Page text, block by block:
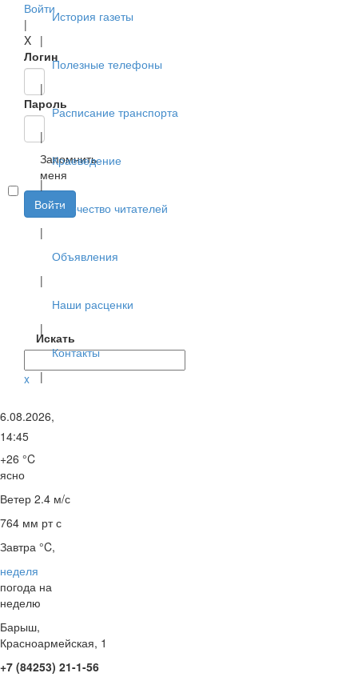
Войти
|
X
Логин
Пароль
Запомнить
меня
Войти
Искать
x
История газеты
|
Полезные телефоны
|
Расписание транспорта
|
Краеведение
|
Творчество читателей
|
Объявления
|
Наши расценки
|
Контакты
|
6.08.2026,
14:45
+26 °C
ясно
Ветер 2.4 м/с
764 мм рт с
Завтра °C,
неделя
погода на
неделю
Барыш,
Красноармейская, 1
+7 (84253) 21-1-56